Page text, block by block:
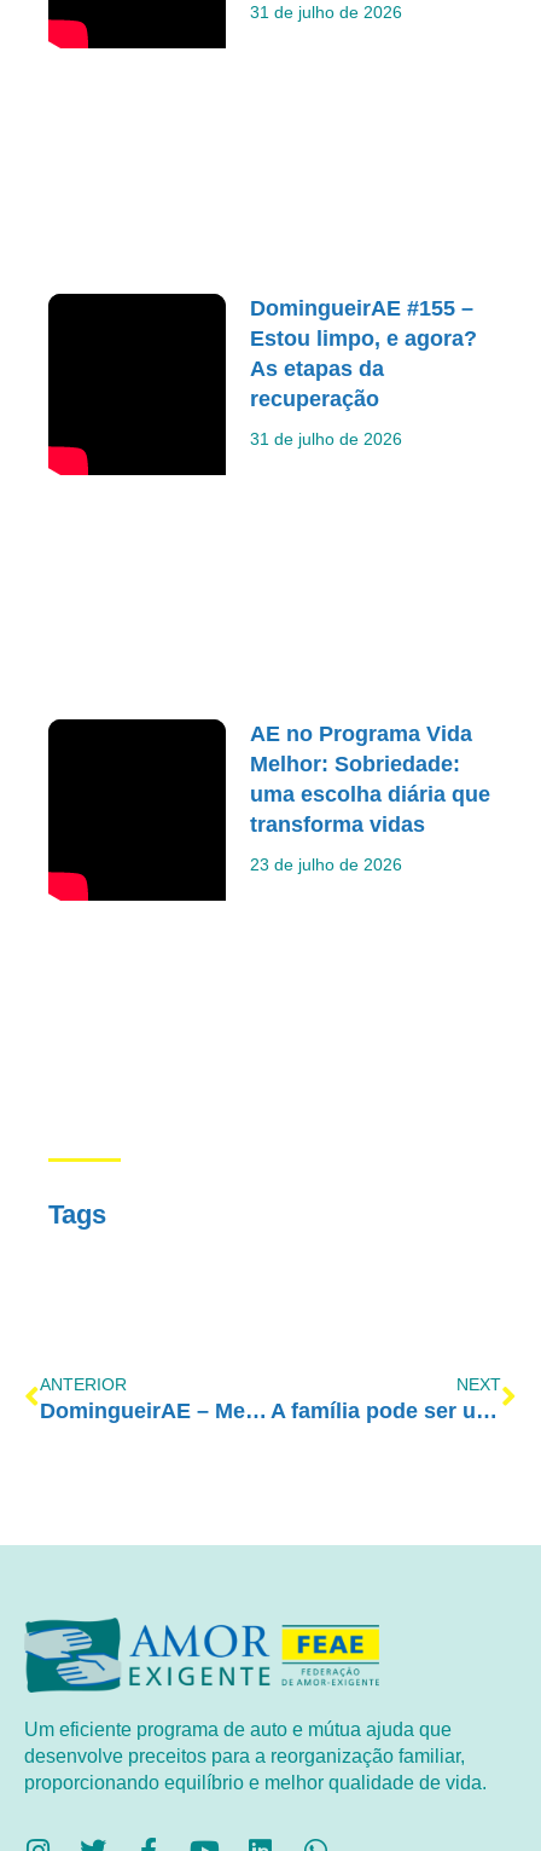
31 de julho de 2026
DomingueirAE #155 –
Estou limpo, e agora?
As etapas da
recuperação
31 de julho de 2026
AE no Programa Vida
Melhor: Sobriedade:
uma escolha diária que
transforma vidas
23 de julho de 2026
Tags
ANTERIOR
DomingueirAE – Medicina e Espiritualidade: Uma nova medicina para um novo milênio
NEXT
A família pode ser um risco para o uso abusivo de álcool pelos adolescentes?
Um eficiente programa de auto e mútua ajuda que
desenvolve preceitos para a reorganização familiar,
proporcionando equilíbrio e melhor qualidade de vida.